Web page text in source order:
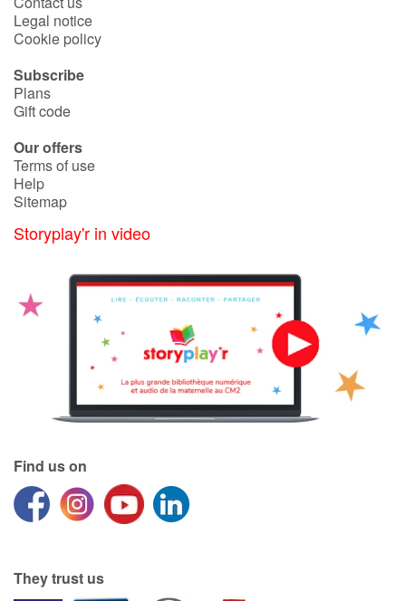
Catalogue anglais
Contraste +
Help
Home
Schools
Videos & Tutorials
Blog
Learn french with Storyplay'r
Reading for children
Legal notice
Cookie policy
Subscribe
Plans
Gift code
Our offers
Terms of use
Help
Sitemap
Storyplay'r in video
Find us on
They trust us